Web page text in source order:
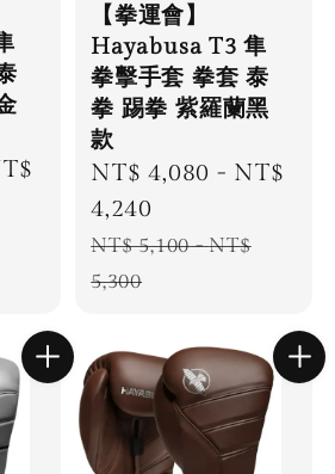
【拳運會】
Hayabusa T3 隼
拳擊手套 拳套 泰
拳 踢拳 紫羅蘭黑
款
Sale
price
NT$ 4,080 - NT$
4,240
Regular
price
NT$ 5,100-NT$
5,300